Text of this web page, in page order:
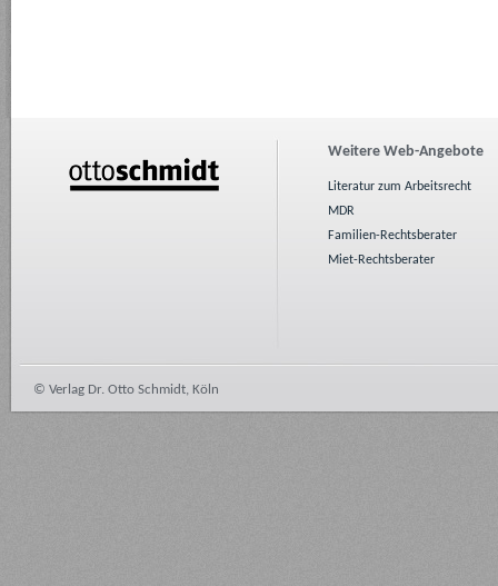
Weitere Web-Angebote
Literatur zum Arbeitsrecht
MDR
Familien-Rechtsberater
Miet-Rechtsberater
© Verlag Dr. Otto Schmidt, Köln